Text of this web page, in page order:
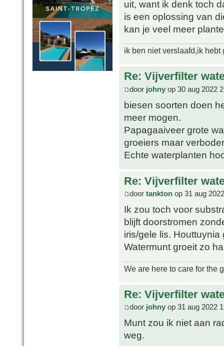
uit, want ik denk toch
is een oplossing van
kan je veel meer
ik ben niet verslaafd,ik
Re: Vijverfilter
door johny op 30 aug 2022
biesen soorten doen
meer mogen.
Papagaaiveer grote
groeiers maar
Echte waterplanten
Re: Vijverfilter
door tankton op 31 aug
Ik zou toch voor
blijft doorstromen
iris/gele lis.
Watermunt groeit zo
We are here to care for the
Re: Vijverfilter
door johny op 31 aug 2022
Munt zou ik niet aan
weg.